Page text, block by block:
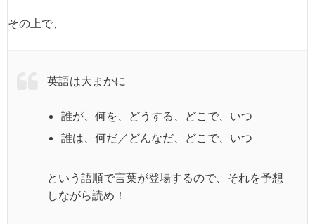
その上で、
英語は大まかに
誰が、何を、どうする、どこで、いつ
誰は、何だ／どんなだ、どこで、いつ
という語順で言葉が登場するので、それを予想
しながら読め！